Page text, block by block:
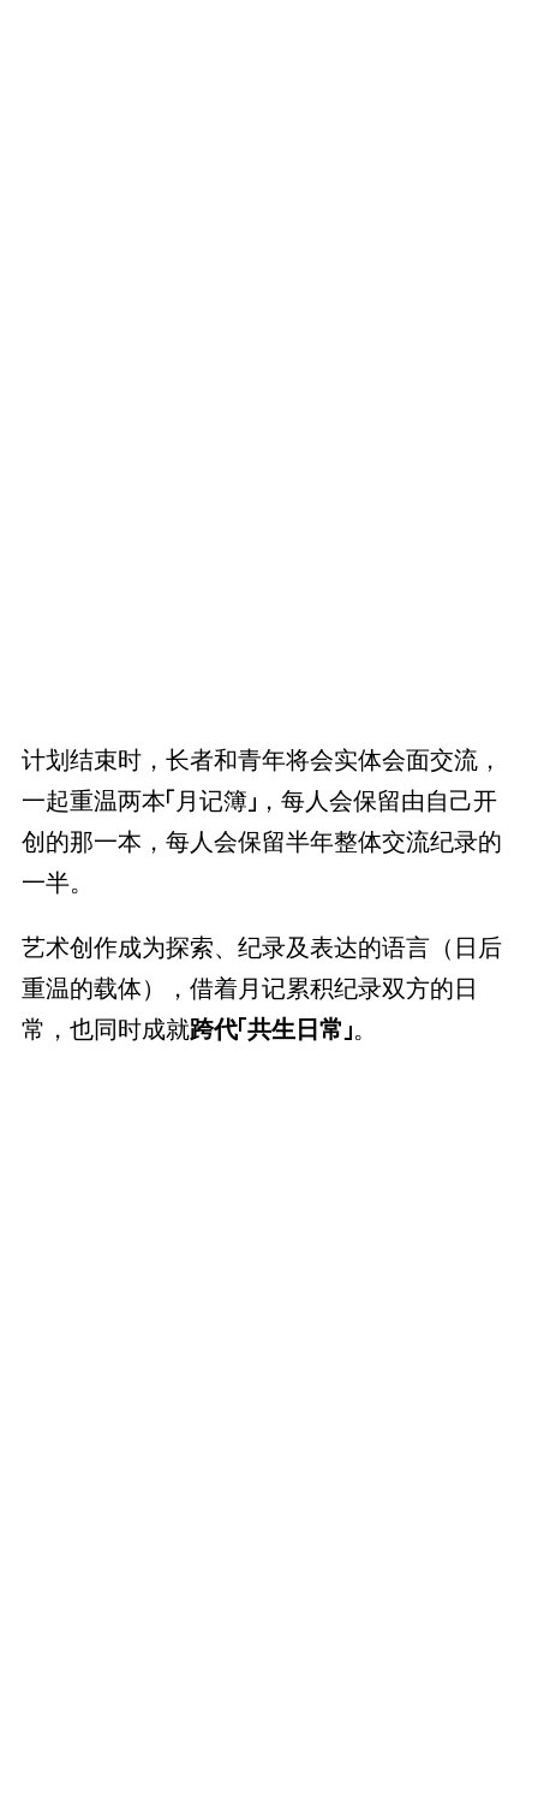
计划结束时，长者和青年将会实体会面交流，
一起重温两本「月记簿」，每人会保留由自己开
创的那一本，每人会保留半年整体交流纪录的
一半。
艺术创作成为探索、纪录及表达的语言（日后
重温的载体），借着月记累积纪录双方的日
常，也同时成就跨代「共生日常」。